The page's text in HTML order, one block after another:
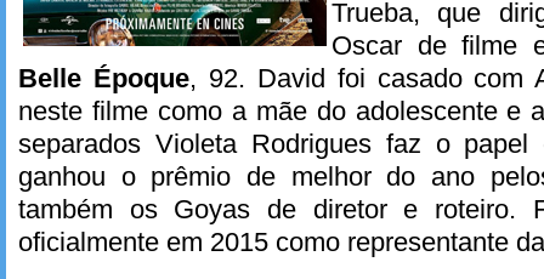
Trueba, que
Oscar de filme
Belle Époque, 92. David foi casado com
neste filme como a mãe do adolescente e
separados Violeta Rodrigues faz o
ganhou o prêmio de melhor do ano
também os Goyas de diretor e roteiro.
oficialmente em 2015 como representante